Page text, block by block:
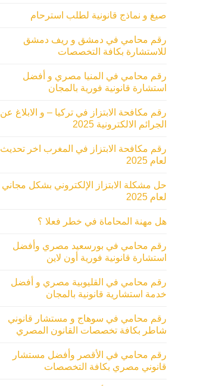
صيغ و نماذج قانونية لطلب استرحام
رقم محامي في دمشق و ريف دمشق
للاستشارة بكافة التخصصات
رقم محامي في المنيا مصري و أفضل
استشارة قانونية فورية بالمجان
رقم مكافحة الابتزاز في تركيا – و الابلاغ عن
الجرائم الالكترونية 2025
رقم مكافحة الابتزاز في المغرب اخر تحديث
لعام 2025
حل مشكلة الابتزاز الإلكتروني بشكل مجاني
لعام 2025
هل مهنة المحاماة في خطر فعلا ؟
رقم محامي في بورسعيد مصري وأفضل
استشارة قانونية فورية أون لاين
رقم محامي في القليوبية مصري و أفضل
خدمة استشارية قانونية بالمجان
رقم محامي في سوهاج و مستشار قانوني
شاطر بكافة تخصصات القانون المصري
رقم محامي في الأقصر وأفضل مستشار
قانوني مصري بكافة التخصصات